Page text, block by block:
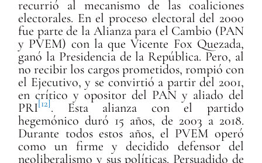
recurrió al mecanismo de las coaliciones
electorales. En el proceso electoral del 2000
fue parte de la Alianza para el Cambio (PAN
y PVEM) con la que Vicente Fox Quezada,
ganó la Presidencia de la República. Pero, al
no recibir los cargos prometidos, rompió con
el Ejecutivo, y se convirtió a partir del 2001,
en crítico y opositor del PAN y aliado del
PRI[12] . Esta alianza con el partido
hegemónico duró 15 años, de 2003 a 2018.
Durante todos estos años, el PVEM operó
como un firme y decidido defensor del
neoliberalismo y sus políticas. Persuadido de